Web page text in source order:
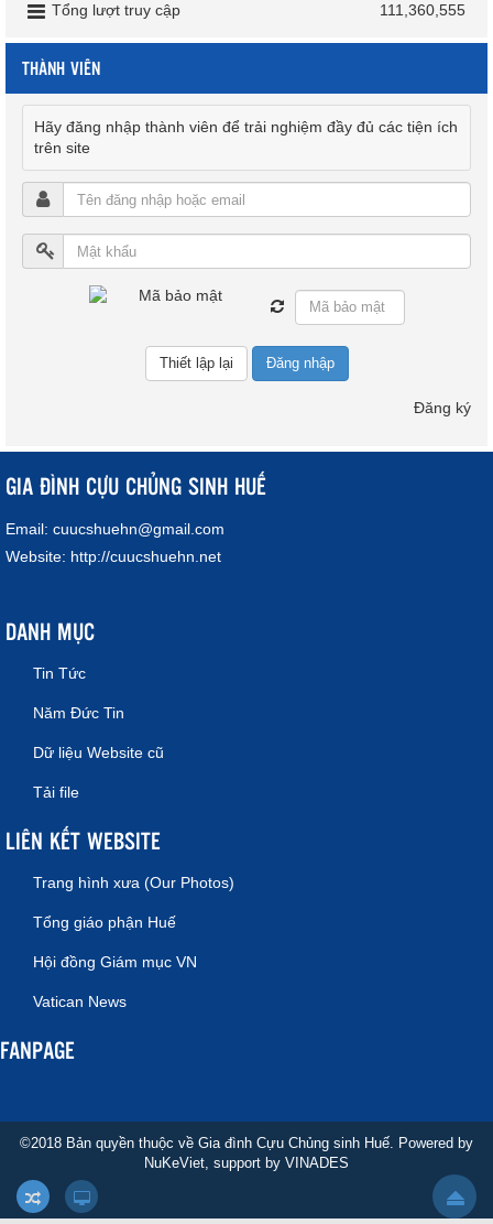
Tổng lượt truy cập
111,360,555
THÀNH VIÊN
Hãy đăng nhập thành viên để trải nghiệm đầy đủ các tiện ích
trên site
Đăng nhập
Đăng ký
GIA ĐÌNH CỰU CHỦNG SINH HUẾ
Email: cuucshuehn@gmail.com
Website: http://cuucshuehn.net
DANH MỤC
Tin Tức
Năm Đức Tin
Dữ liệu Website cũ
Tải file
LIÊN KẾT WEBSITE
Trang hình xưa (Our Photos)
Tổng giáo phận Huế
Hội đồng Giám mục VN
Vatican News
FANPAGE
©2018 Bản quyền thuộc về Gia đình Cựu Chủng sinh Huế. Powered by
NuKeViet, support by VINADES